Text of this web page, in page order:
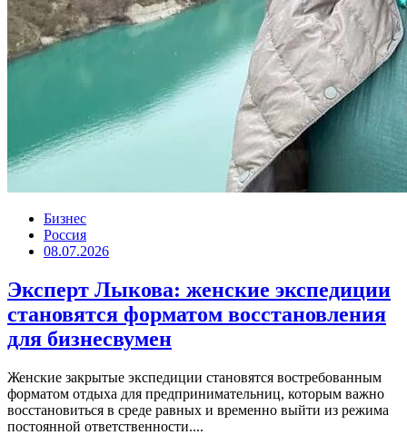
Бизнес
Россия
08.07.2026
Эксперт Лыкова: женские экспедиции
становятся форматом восстановления
для бизнесвумен
Женские закрытые экспедиции становятся востребованным
форматом отдыха для предпринимательниц, которым важно
восстановиться в среде равных и временно выйти из режима
постоянной ответственности....